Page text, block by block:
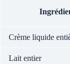
Crème liquide
Lait entier